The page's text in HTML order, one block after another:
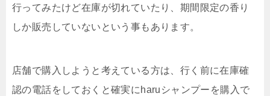
行ってみたけど在庫が切れていたり、期間限定の香り
しか販売していないという事もあります。
店舗で購入しようと考えている方は、行く前に在庫確
認の電話をしておくと確実にharuシャンプーを購入で